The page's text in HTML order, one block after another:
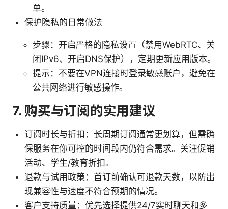
单。
保护隐私的日常做法
步骤：开启严格的隐私设置（禁用WebRTC、关
闭IPv6、开启DNS保护），定期更新应用版本。
提示：不要在VPN连接时登录敏感账户，避免在
公共网络进行敏感操作。
7. 购买与订阅的实用建议
订阅时长与折扣：长周期订阅通常更划算，但需确
保服务在你可控的时间段内仍符合需求。关注促销
活动、学生/教育折扣。
退款与试用政策：首订前确认可退款天数，以防出
现兼容性与速度不符合预期的情况。
客户支持质量：优先选择提供24/7实时聊天和多